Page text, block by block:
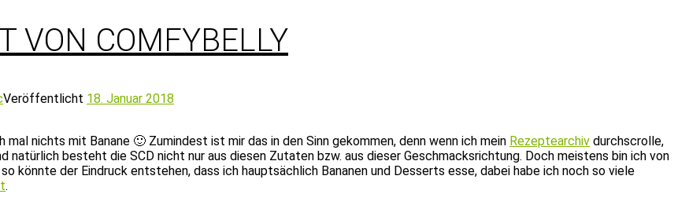
VON COMFYBELLY
Veröffentlicht 18. Januar 2018
nichts mit Banane 🙂 Zumindest ist mir das in den Sinn gekommen, denn wenn ich mein Rezeptearchiv durchscrolle,
natürlich besteht die SCD nicht nur aus diesen Zutaten bzw. aus dieser Geschmacksrichtung. Doch meistens bin ich von
könnte der Eindruck entstehen, dass ich hauptsächlich Bananen und Desserts esse, dabei habe ich noch so viele
.